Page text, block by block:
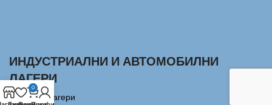
ИНДУСТРИАЛНИ И АВТОМОБИЛНИ
ЛАГЕРИ
Сачмени лагери
0